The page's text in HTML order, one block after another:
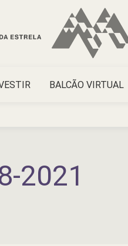
BALCÃO VIRTUAL
2021